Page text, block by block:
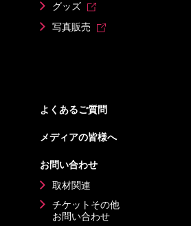
グッズ
写真販売
よくあるご質問
メディアの皆様へ
お問い合わせ
取材関連
チケットその他
お問い合わせ